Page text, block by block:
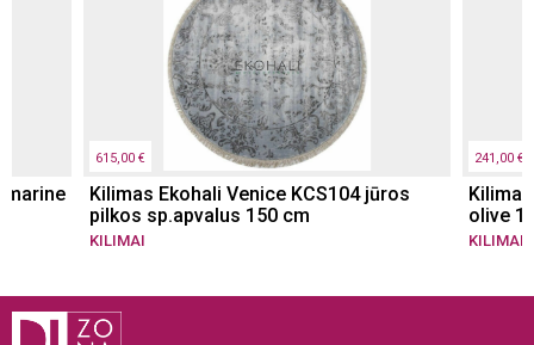
marine
615,00 €
Kilimas Ekohali Venice KCS104 jūros
pilkos sp.apvalus 150 cm
KILIMAI
241,00 €
olive
KILIMAI